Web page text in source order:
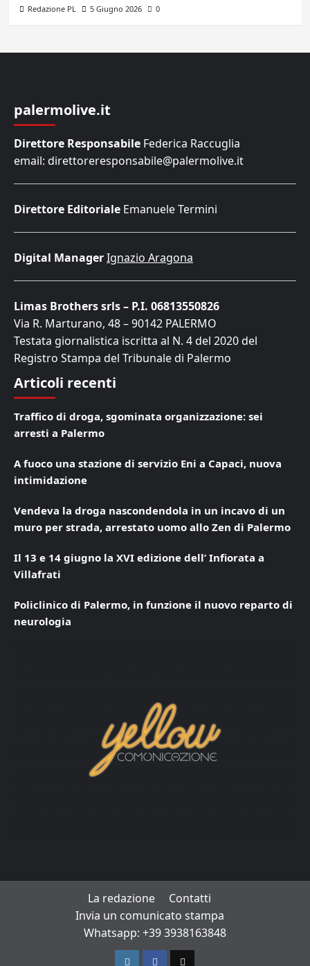
Redazione PL 5 Giugno 2026 0
palermolive.it
Direttore Responsabile Federica Raccuglia
email: direttoreresponsabile@palermolive.it
Direttore Editoriale Emanuele Termini
Digital ManagerIgnazio Aragona
Limas Brothers srls – P.I. 06813550826
Via R. Marturano, 48 – 90142 PALERMO
Testata giornalistica iscritta al N. 4 del 2020 del
Registro Stampa del Tribunale di Palermo
Articoli recenti
Traffico di droga, sgominata organizzazione: sei
arresti a Palermo
A fuoco una stazione di servizio Eni a Capaci, nuova
intimidazione
Vendeva la droga nascondendola in un incavo di un
muro per strada, arrestato uomo allo Zen di Palermo
Il 13 e 14 giugno la XVI edizione dell’ Infiorata a
Villafrati
Policlinico di Palermo, in funzione il nuovo reparto di
neurologia
La redazione
Contatti
Invia un comunicato stampa
Whatsapp: +39 3938163848